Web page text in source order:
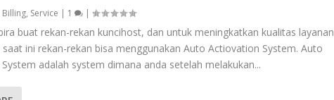
Billing, Service | 1 |
buat rekan-rekan kuncihost, dan untuk meningkatkan kualitas layanan
saat ini rekan-rekan bisa menggunakan Auto Actiovation System. Auto
adalah system dimana anda setelah melakukan...